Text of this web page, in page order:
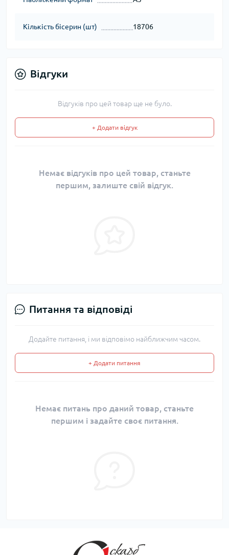
Кількість бісерин (шт) 18706
Відгуки
Відгуків про цей товар ще не було.
+ Додати відгук
Немає відгуків про цей товар, станьте
першим, залиште свій відгук.
Питання та відповіді
Додайте питання, і ми відповімо найближчим часом.
+ Додати питання
Немає питань про даний товар, станьте
першим і задайте своє питання.